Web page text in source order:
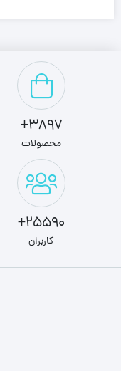
3897+
محصولات
25590+
کاربران